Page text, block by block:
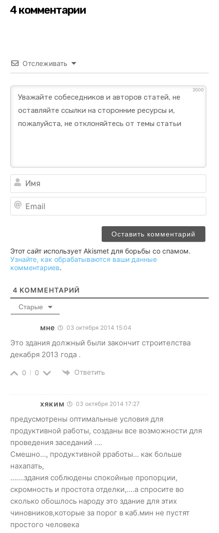
4 комментарии
Отслеживать
2000
Этот сайт использует Akismet для борьбы со спамом.
Узнайте, как обрабатываются ваши данные
комментариев.
4 КОММЕНТАРИЙ
Старые
мне 03 октября 2014 15:04
Это здания должный были закончит строителства
декабря 2013 года .
0 0 Ответить
хяким 03 октября 2014 17:27
предусмотрены оптимальные условия для
продуктивной работы, созданы все возможности для
проведения заседаний ….
Смешно…, продуктивной рработы… как больше
нахапать,
…….здания соблюдены спокойные пропорции,
скромность и простота отделки,….а спросите во
сколько обошлось народу это здание для этих
чиновников,которые за порог в каб.мин не пустят
простого человека